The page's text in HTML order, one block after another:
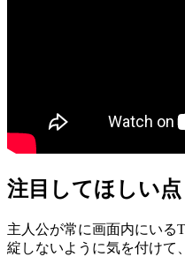
注目してほしい点
主人公が常に画面内にいる
綻しないように気を付けて